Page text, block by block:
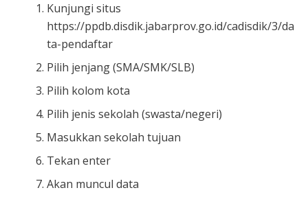
Kunjungi situs
https://ppdb.disdik.jabarprov.go.id/cadisdik/3/da
ta-pendaftar
Pilih jenjang (SMA/SMK/SLB)
Pilih kolom kota
Pilih jenis sekolah (swasta/negeri)
Masukkan sekolah tujuan
Tekan enter
Akan muncul data